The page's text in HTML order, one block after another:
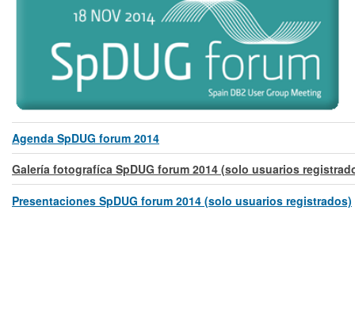
Agenda SpDUG forum 2014
Galería fotografíca SpDUG forum 2014 (solo usuarios
Presentaciones SpDUG forum 2014 (solo usuarios registrados)